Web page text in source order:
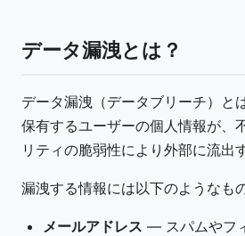
データ漏洩とは？
データ漏洩（データブリーチ）と
保有するユーザーの個人情報が、
リティの脆弱性により外部に流出
漏洩する情報には以下のようなも
メールアドレス — スパムやフ